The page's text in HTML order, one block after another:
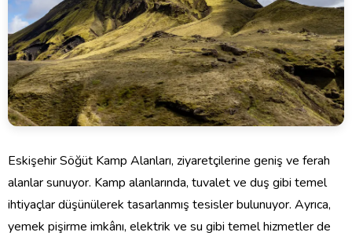
Eskişehir Söğüt Kamp Alanları, ziyaretçilerine geniş ve ferah
alanlar sunuyor. Kamp alanlarında, tuvalet ve duş gibi temel
ihtiyaçlar düşünülerek tasarlanmış tesisler bulunuyor. Ayrıca,
yemek pişirme imkânı, elektrik ve su gibi temel hizmetler de